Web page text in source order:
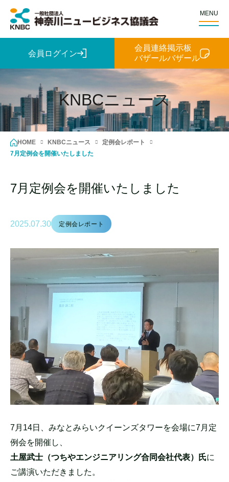
MENU
会員ログイン
会員連絡掲示板
バザールバザール
KNBCニュース
HOME KNBCニュース
定例会レポート
7月定例会を開催いたしました
7月定例会を開催いたしました
2025.07.30 定例会レポート
7月14日、みなとみらいクイーンズタワーを会場に7月定
例会を開催し、
土屋武士（つちやエンジニアリング合同会社代表）氏に
ご講演いただきました。